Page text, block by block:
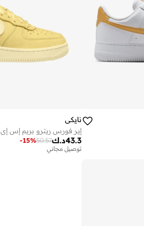
نايكي
إير فورس ريترو بريم إس إي
د.ك43.3
50.57
-15%
توصيل مجاني